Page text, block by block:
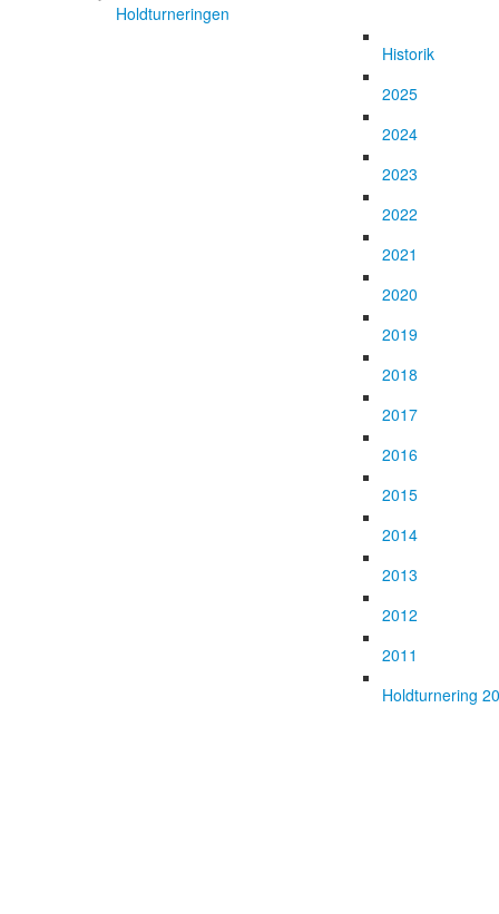
Holdturneringen
Historik
2025
2024
2023
2022
2021
2020
2019
2018
2017
2016
2015
2014
2013
2012
2011
Holdturnering